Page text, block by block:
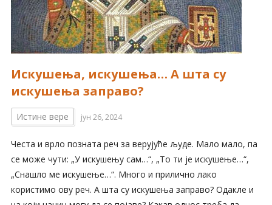
Искушења, искушења… А шта су
искушења заправо?
Истине вере јун 26, 2024
Честа и врло позната реч за верујуће људе. Мало мало, па
се може чути: „У искушењу сам…“, „То ти је искушење…“,
„Снашло ме искушење…“. Много и прилично лако
користимо ову реч. А шта су искушења заправо? Одакле и